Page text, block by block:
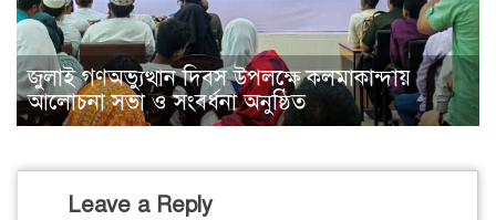
জুলাই গণঅভ্যুত্থান দিবস উপলক্ষে কলমাকান্দায়
আলোচনা সভা ও সংবর্ধনা অনুষ্ঠিত
Leave a Reply